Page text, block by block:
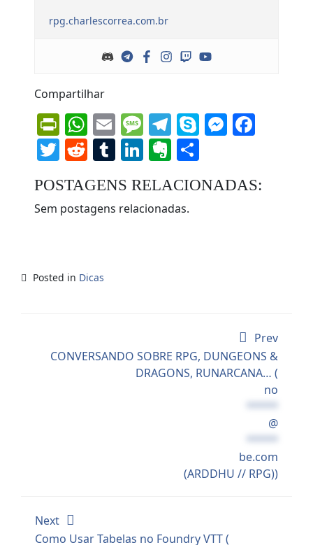
rpg.charlescorrea.com.br
Compartilhar
PrintFriendly
WhatsApp
EmailMessage
Telegram
Skype
Twitter
Reddit
Tumblr
LinkedIn
Evernote
POSTAGENS RELACIONADAS:
Sem postagens relacionadas.
Posted in Dicas
Prev
CONVERSANDO SOBRE RPG, DUNGEONS &
DRAGONS, RUNARCANA… (
no
*****
@
*****
be.com
(ARDDHU // RPG))
Next
Como Usar Tabelas no Foundry VTT (